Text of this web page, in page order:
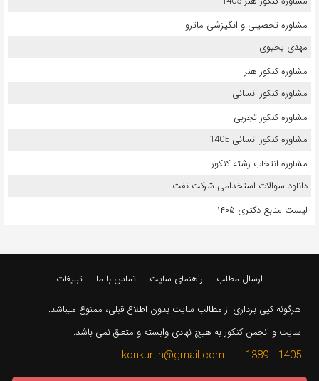
مشاوره تحصیلی و انگیزشی ماترو
مهدی یحیوی
مشاوره کنکور هنر
مشاوره کنکور انسانی
مشاوره کنکور تجربی
مشاوره کنکور انسانی 1405
مشاوره انتخاب رشته کنکور
دانلود سوالات استخدامی شرکت نفت
لیست منابع دکتری ۱۴۰۵
ارسال مطلب راهنمای سایت تماس با ما تبلیغات
هرگونه کپی برداری از مطالب سایت بدون اطلاع قبلی، ممنوع میباشد.
سایت و انجمن کنکور به هیچ نهادی وابسته و متعلق نمی باشد.
1405 - 1389 konkur.in@gmail.com